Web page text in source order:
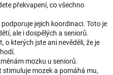
překvapení, co všechno
jejich koordinaci. Toto je
ale i dospělých a seniorů.
o kterých jste ani nevěděli, že je
mozku u seniorů.
mozek a pomáhá mu,